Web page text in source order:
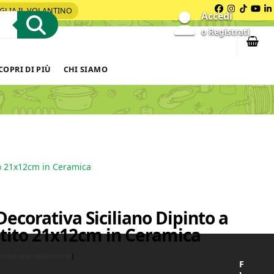
IL VOLANTINO Facebook
Instagram
Tiktok
Accedi
o Registrati
DI PIÙ CHI SIAMO
in Ceramica
Siciliano Dipinto a
21x12cm in Ceramica
)
F